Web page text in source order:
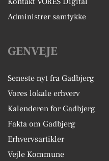
Administrer samtykke
GENVEJE
Seneste nyt fra Gadbjerg
Vores lokale erhverv
Kalenderen for Gadbjerg
Fakta om Gadbjerg
Erhvervsartikler
Vejle Kommune